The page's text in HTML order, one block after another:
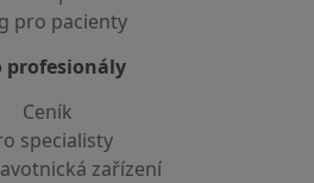
pro pacienty
profesionály
Ceník
specialisty
zařízení